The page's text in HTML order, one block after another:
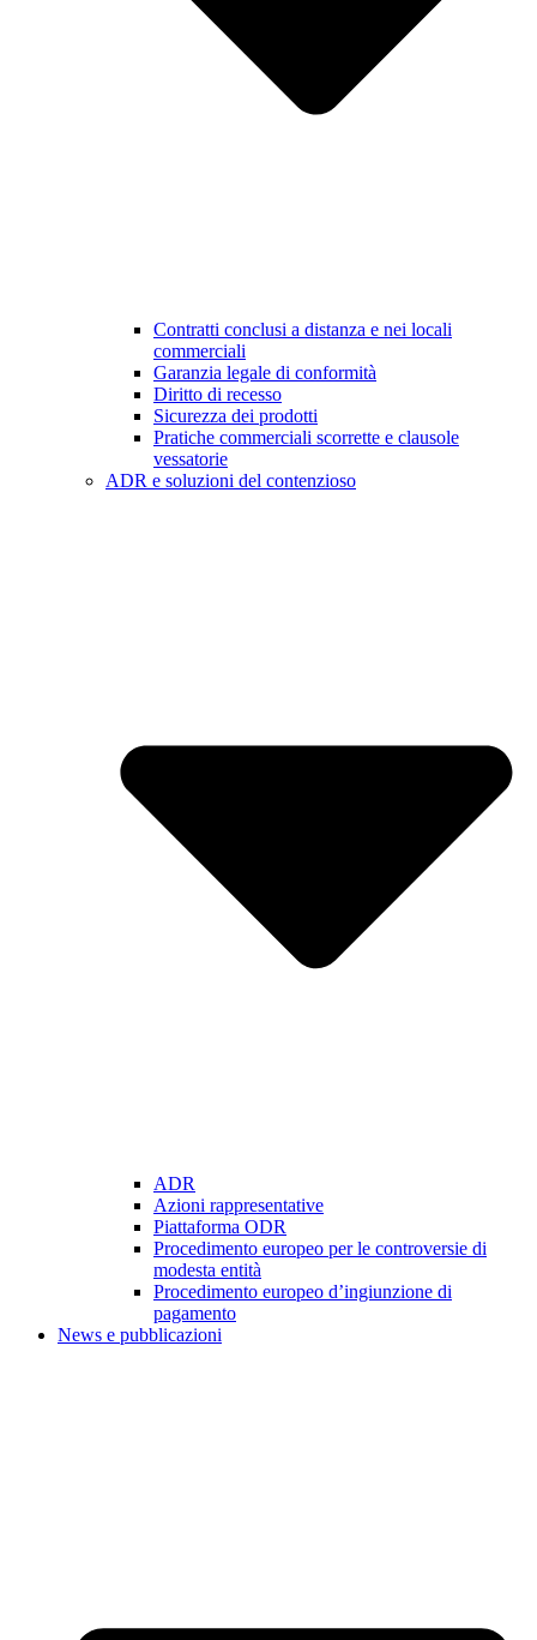
Contratti conclusi a distanza e nei locali
commerciali
Garanzia legale di conformità
Diritto di recesso
Sicurezza dei prodotti
Pratiche commerciali scorrette e clausole
vessatorie
ADR e soluzioni del contenzioso
ADR
Azioni rappresentative
Piattaforma ODR
Procedimento europeo per le controversie di
modesta entità
Procedimento europeo d’ingiunzione di
pagamento
News e pubblicazioni